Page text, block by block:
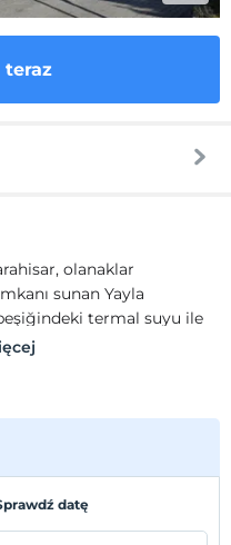
teraz
olanaklar
sunan Yayla
termal suyu ile
mevkiinde yer
olarak planlanmıştır.
termal havuzları ve
unutulmaz bir
datę